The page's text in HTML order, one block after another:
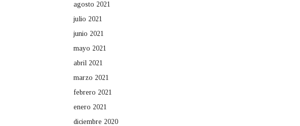
agosto 2021
julio 2021
junio 2021
mayo 2021
abril 2021
marzo 2021
febrero 2021
enero 2021
diciembre 2020